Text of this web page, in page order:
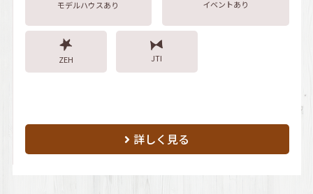
モデルハウスあり イベントあり
ZEH JTI
詳しく見る